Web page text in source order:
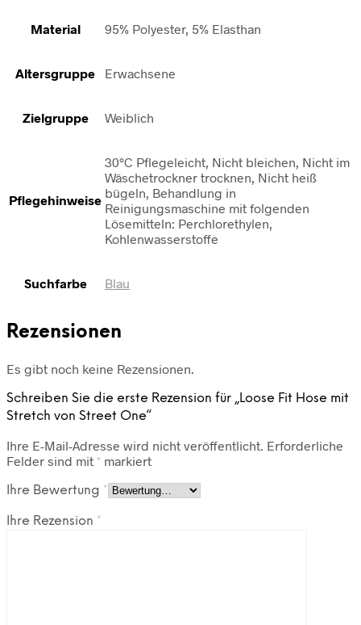
Material 95% Polyester, 5% Elasthan
Altersgruppe Erwachsene
Zielgruppe Weiblich
Pflegehinweise
30°C Pflegeleicht, Nicht bleichen, Nicht im
Wäschetrockner trocknen, Nicht heiß
bügeln, Behandlung in
Reinigungsmaschine mit folgenden
Lösemitteln: Perchlorethylen,
Kohlenwasserstoffe
Suchfarbe Blau
Rezensionen
Es gibt noch keine Rezensionen.
Schreiben Sie die erste Rezension für „Loose Fit Hose mit
Stretch von Street One“
Ihre E-Mail-Adresse wird nicht veröffentlicht. Erforderliche
Felder sind mit * markiert
Ihre Bewertung *
Ihre Rezension *